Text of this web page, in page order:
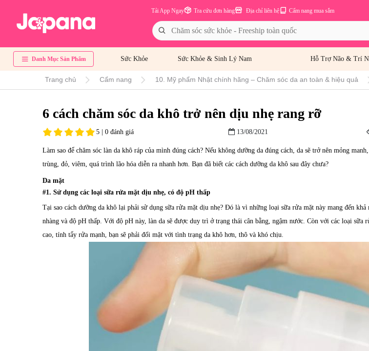
Cẩm nang mua sắm
Địa chỉ liên hệ
Tra cứu đơn hàng
Tải App Ngay
Danh Mục Sản Phẩm Sức Khỏe Sức Khỏe & Sinh Lý Nam Hỗ Trợ Não & Trí
Trang chủ Cẩm nang 10. Mỹ phẩm Nhật chính hãng – Chăm sóc da an toàn & hiệu quả
6 cách chăm sóc da khô trở nên dịu nhẹ rang rỡ
5 | 0 đánh giá 13/08/2021
Làm sao để chăm sóc làn da khô ráp của mình đúng cách? Nếu không dưỡng da đúng cách, da sẽ trở nên mỏng
trùng, đỏ, viêm, quá trình lão hóa diễn ra nhanh hơn. Bạn đã biết các cách dưỡng da khô sau đây chưa?
Da mặt
#1. Sử dụng các loại sữa rửa mặt dịu nhẹ, có độ pH thấp
Tại sao cách dưỡng da khô lại phải sử dụng sữa rửa mặt dịu nhẹ? Đó là vì những loại sữa rửa mặt này mang đến khả
nhàng và độ pH thấp. Với độ pH này, làn da sẽ được duy trì ở trạng thái cân bằng, ngậm nước. Còn với các loại sữa
cao, tính tẩy rửa mạnh, bạn sẽ phải đối mặt với tình trạng da khô hơn, thô và khó chịu.